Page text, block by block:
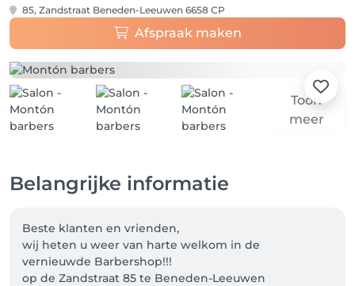
85, Zandstraat Beneden-Leeuwen 6658 CP
Afspraak maken
Toon
meer
Belangrijke informatie
Beste klanten en vrienden,
wij heten u weer van harte welkom in de
vernieuwde Barbershop!!!
op de Zandstraat 85 te Beneden-Leeuwen